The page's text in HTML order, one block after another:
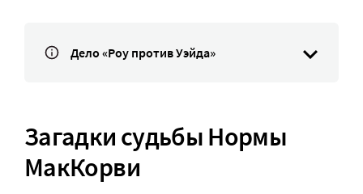
Дело «Роу против Уэйда»
Загадки судьбы Нормы
МакКорви